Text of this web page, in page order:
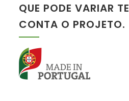
QUE PODE VARIAR
CONTA O PROJETO.